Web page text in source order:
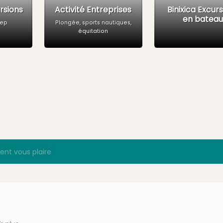
Activité Entreprises
Plongée, sports nautiques,
équitation
Binixica
en bateau
vous plaire